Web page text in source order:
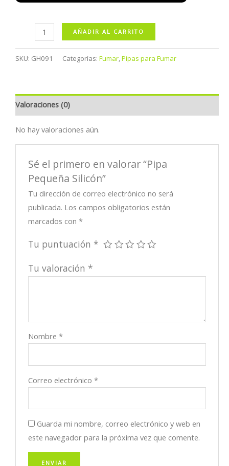
Pequeña
Silicón
AÑADIR AL CARRITO
SKU: GH091 Categorías: Fumar,Pipas para Fumar
Valoraciones (0)
No hay valoraciones aún.
Sé el primero en valorar “Pipa
Pequeña Silicón”
Tu dirección de correo electrónico no será
publicada. Los campos obligatorios están
marcados con*
Tu puntuación *
Tu valoración *
Nombre*
Correo electrónico*
Guarda mi nombre, correo electrónico y web en
este navegador para la próxima vez que comente.